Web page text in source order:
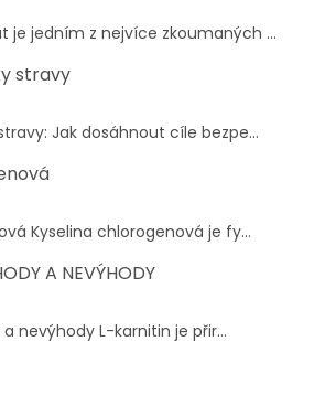
je jedním z nejvíce zkoumaných ...
stravy
Jak dosáhnout cíle bezpe...
Kyselina chlorogenová je fy...
A NEVÝHODY
nevýhody L-karnitin je přir...